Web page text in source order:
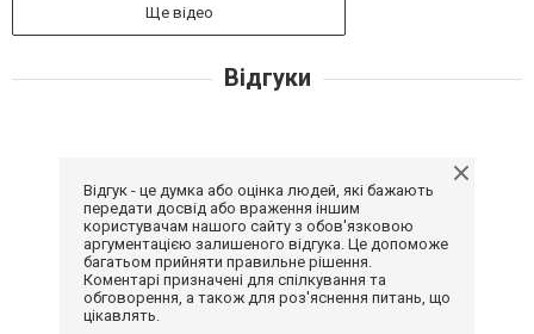
Ще відео
Відгуки
Відгук - це думка або оцінка людей, які бажають
передати досвід або враження іншим
користувачам нашого сайту з обов'язковою
аргументацією залишеного відгука. Це допоможе
багатьом прийняти правильне рішення.
Коментарі призначені для спілкування та
обговорення, а також для роз'яснення питань, що
цікавлять.